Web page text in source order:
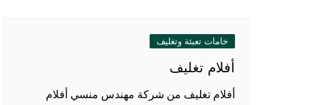
خامات تعبئة وتغليف
أفلام تغليف
أفلام تغليف من شركة مهندس منسي أفلام